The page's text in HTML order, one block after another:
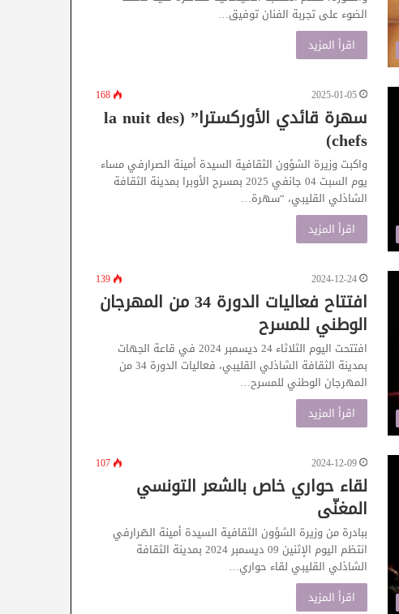
الضوء على تجربة الفنان توفيق…
اقرأ المزيد
2025-01-05
168
سهرة قائدي الأوركسترا” (la nuit des
chefs)
واكبت وزيرة الشؤون الثقافية السيدة أمينة الصرارفي مساء
يوم السبت 04 جانفي 2025 بمسرح الأوبرا بمدينة الثقافة
الشاذلي القليبي، “سهرة…
اقرأ المزيد
2024-12-24
139
افتتاح فعاليات الدورة 34 من المهرجان
الوطني للمسرح
افتتحت اليوم الثلاثاء 24 ديسمبر 2024 في قاعة الجهات
بمدينة الثقافة الشاذلي القليبي، فعاليات الدورة 34 من
المهرجان الوطني للمسرح…
اقرأ المزيد
2024-12-09
107
لقاء حواري خاص بالشعر التونسي
المغنّى
ببادرة من وزيرة الشؤون الثقافية السيدة أمينة الصّرارفي
انتظم اليوم الإثنين 09 ديسمبر 2024 بمدينة الثقافة
الشاذلي القليبي لقاء حواري…
اقرأ المزيد